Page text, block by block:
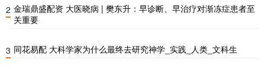
2 金瑞鼎盛配资 大医晓病 | 樊东升：早诊断、早治疗对渐冻症患者至
关重要
3 同花易配 大科学家为什么最终去研究神学_实践_人类_文科生